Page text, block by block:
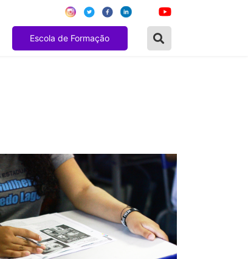
Escola de Formação